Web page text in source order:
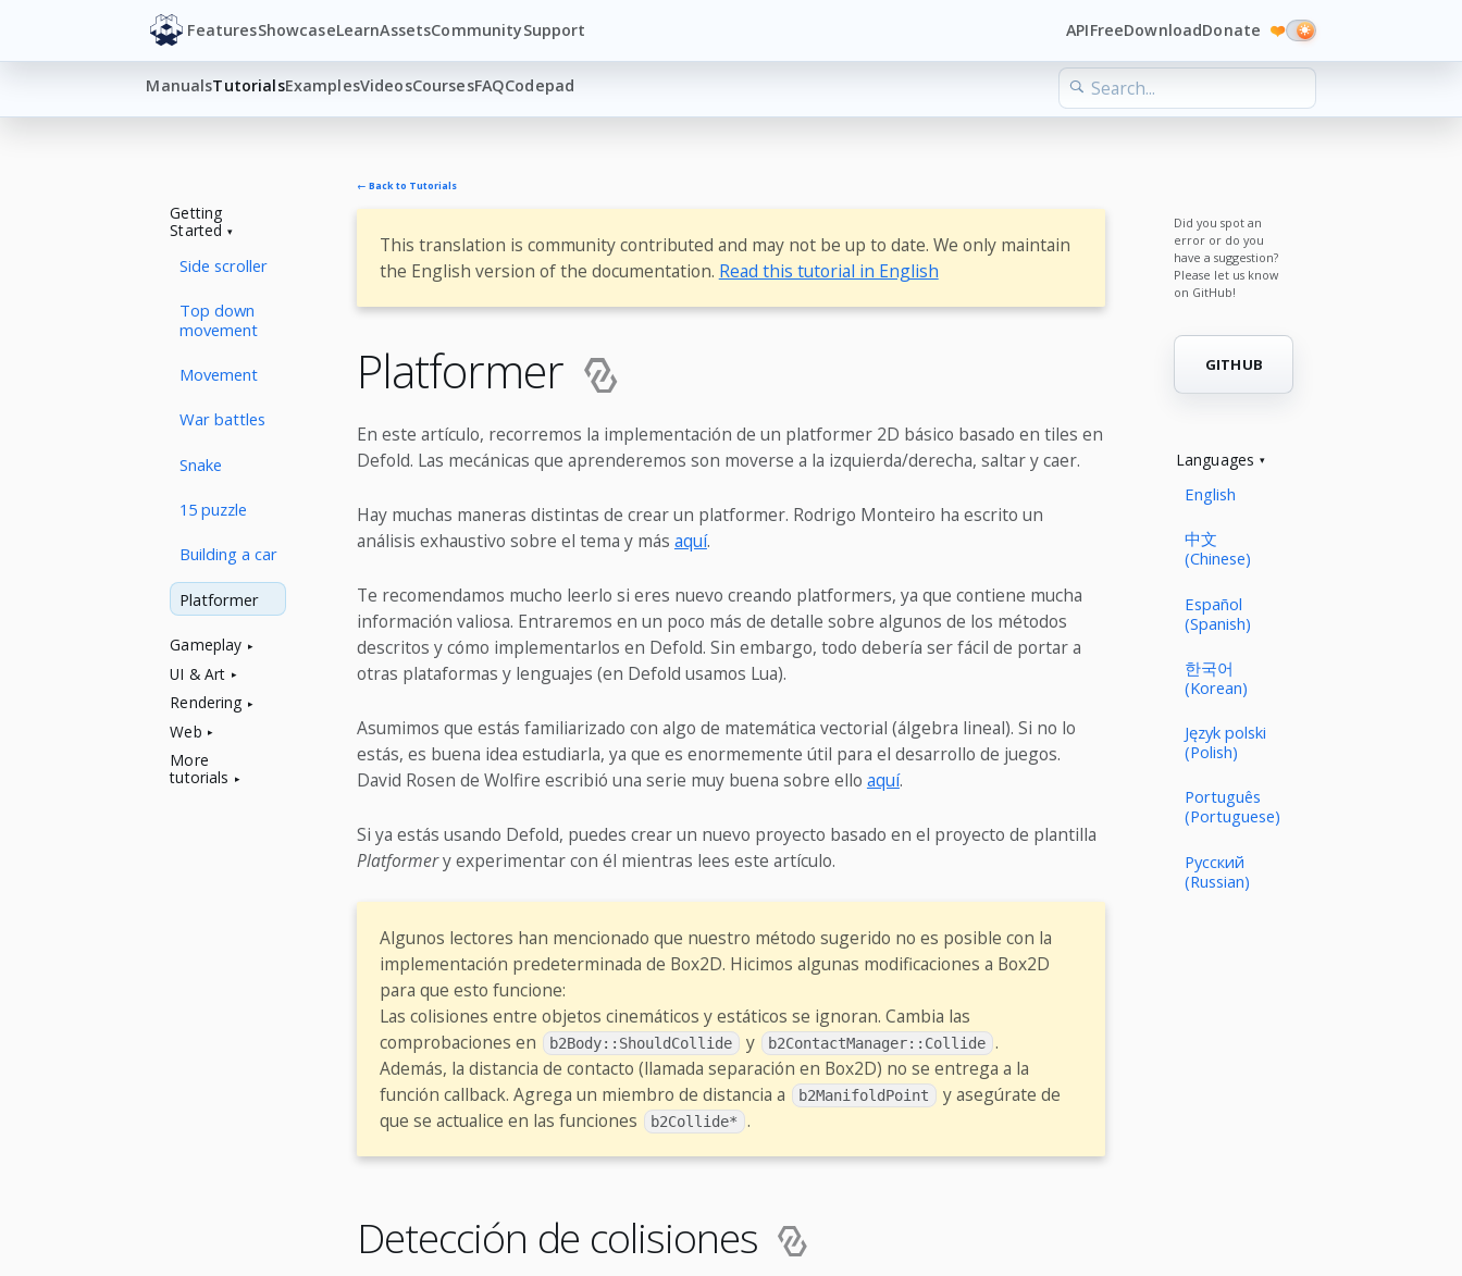
FeaturesShowcaseLearnAssetsCommunitySupport APIFreeDownloadDonate ❤️
ManualsTutorialsExamplesVideosCoursesFAQCodepad
Getting
Started
Side scroller
Top down
movement
Movement
War battles
Snake
15 puzzle
Building a car
Platformer
Gameplay
UI & Art
Rendering
Web
More
tutorials
← Back to Tutorials
This translation is community contributed and may not be up to date. We only maintain
the English version of the documentation. Read this tutorial in English
Platformer
En este artículo, recorremos la implementación de un platformer 2D básico basado en tiles en
Defold. Las mecánicas que aprenderemos son moverse a la izquierda/derecha, saltar y caer.
Hay muchas maneras distintas de crear un platformer. Rodrigo Monteiro ha escrito un
análisis exhaustivo sobre el tema y más aquí.
Te recomendamos mucho leerlo si eres nuevo creando platformers, ya que contiene mucha
información valiosa. Entraremos en un poco más de detalle sobre algunos de los métodos
descritos y cómo implementarlos en Defold. Sin embargo, todo debería ser fácil de portar a
otras plataformas y lenguajes (en Defold usamos Lua).
Asumimos que estás familiarizado con algo de matemática vectorial (álgebra lineal). Si no lo
estás, es buena idea estudiarla, ya que es enormemente útil para el desarrollo de juegos.
David Rosen de Wolfire escribió una serie muy buena sobre ello aquí.
Si ya estás usando Defold, puedes crear un nuevo proyecto basado en el proyecto de plantilla
Platformery experimentar con él mientras lees este artículo.
Algunos lectores han mencionado que nuestro método sugerido no es posible con la
implementación predeterminada de Box2D. Hicimos algunas modificaciones a Box2D
para que esto funcione:
Las colisiones entre objetos cinemáticos y estáticos se ignoran. Cambia las
comprobaciones en
b2Body::ShouldCollide y b2ContactManager::Collide .
Además, la distancia de contacto (llamada separación en Box2D) no se entrega a la
función callback. Agrega un miembro de distancia a
b2ManifoldPoint
y asegúrate de
que se actualice en las funciones
b2Collide* .
Detección de colisiones
Did you spot an
error or do you
have a suggestion?
Please let us know
on GitHub!
GITHUB
Languages
English
中文
(Chinese)
Español
(Spanish)
한국어
(Korean)
Język polski
(Polish)
Português
(Portuguese)
Русский
(Russian)